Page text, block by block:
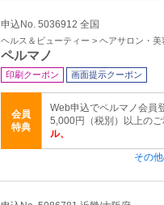
申込No. 5036912 全国
ヘルス＆ビューティー > ヘアサロン・美
ペルマノ
印刷クーポン 画面提示クーポン
会員
特典
Web申込でペルマノ会員
5,000円（税別）以上の
ル、
その